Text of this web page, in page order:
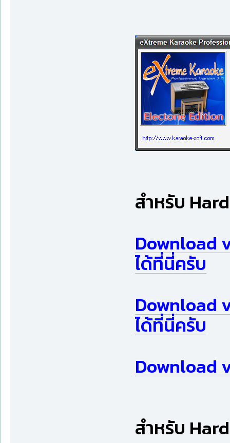
สำหรับ
Download
ได้ที่นี่ครับ
Download
ได้ที่นี่ครับ
Download
สำหรับ